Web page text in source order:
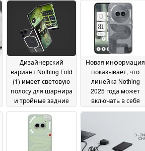
Дизайнерский
вариант Nothing Fold
(1) имеет световую
полосу для шарнира
и тройные задние
Новая информация
показывает, что
линейка Nothing
2025 года может
включать в себя
December 2024